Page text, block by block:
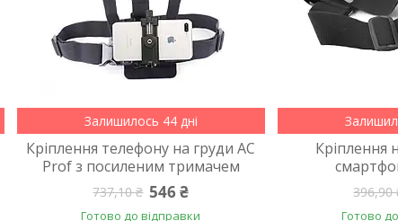
Залишилось 44 дні
Кріплення телефону на груди AC
Prof з посиленим тримачем
737,10 ₴ 546 ₴
Готово до відправки
Кріплення
396,90
Готово